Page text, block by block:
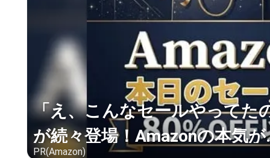
「え、こんなセールやってた
が続々登場！Amazonの本気が
PR(Amazon)